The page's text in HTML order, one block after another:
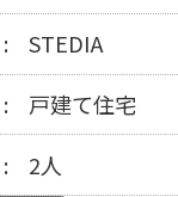
STEDIA
戸建て住宅
2人